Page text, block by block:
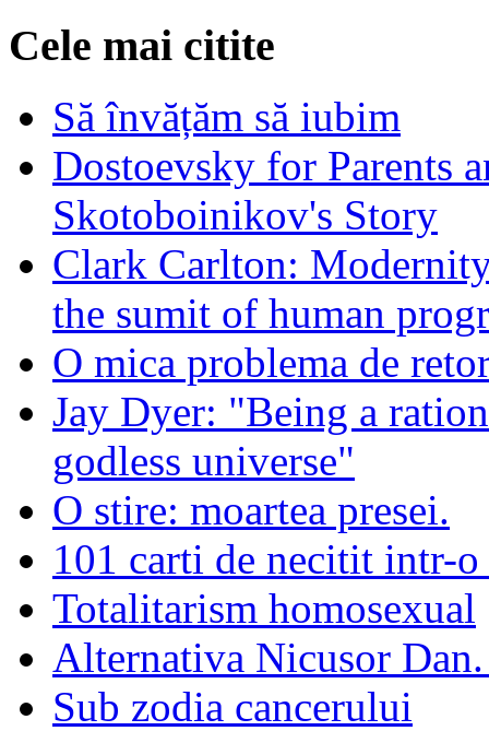
Cele mai citite
Să învățăm să iubim
Dostoevsky for Parents
Skotoboinikov's Story
Clark Carlton:
the sumit of human
O mica problema de
Jay Dyer: "Being a
godless universe"
O stire: moartea presei.
101 carti de necitit intr-
Totalitarism homosexual
Alternativa Nicusor
Sub zodia cancerului